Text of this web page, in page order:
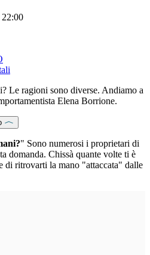
Le ragioni sono diverse. Andiamo a
Elena Borrione.
" Sono numerosi i proprietari di
domanda. Chissà quante volte ti è
di ritrovarti la mano "attaccata" dalle